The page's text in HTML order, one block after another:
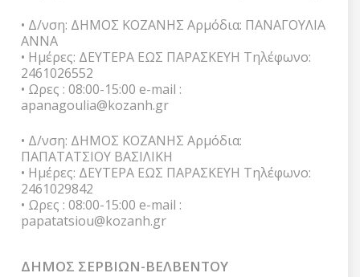
• Δ/νση: ΔΗΜΟΣ ΚΟΖΑΝΗΣ Αρμόδια: ΠΑΝΑΓΟΥΛΙΑ
ΑΝΝΑ
• Ημέρες: ΔΕΥΤΕΡΑ ΕΩΣ ΠΑΡΑΣΚΕΥΗ Τηλέφωνο:
2461026552
• Ωρες : 08:00-15:00 e-mail :
apanagoulia@kozanh.gr
• Δ/νση: ΔΗΜΟΣ ΚΟΖΑΝΗΣ Αρμόδια:
ΠΑΠΑΤΑΤΣΙΟΥ ΒΑΣΙΛΙΚΗ
• Ημέρες: ΔΕΥΤΕΡΑ ΕΩΣ ΠΑΡΑΣΚΕΥΗ Τηλέφωνο:
2461029842
• Ωρες : 08:00-15:00 e-mail :
papatatsiou@kozanh.gr
ΔΗΜΟΣ ΣΕΡΒΙΩΝ-ΒΕΛΒΕΝΤΟΥ